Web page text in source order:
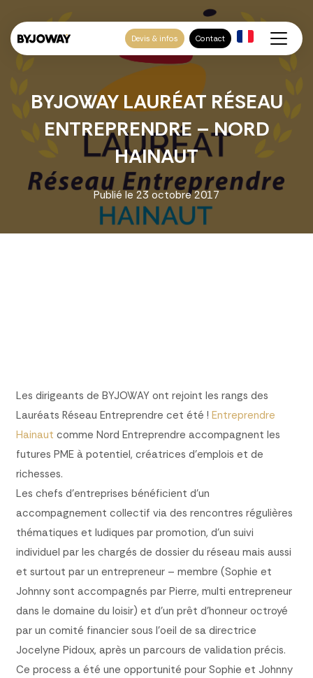
Devis & infos Contact
BYJOWAY LAURÉAT RÉSEAU
ENTREPRENDRE – NORD
HAINAUT
Publié le 23 octobre 2017
Les dirigeants de BYJOWAY ont rejoint les rangs des
Lauréats Réseau Entreprendre cet été ! Entreprendre
Hainaut comme Nord Entreprendre accompagnent les
futures PME à potentiel, créatrices d’emplois et de
richesses.
Les chefs d’entreprises bénéficient d’un
accompagnement collectif via des rencontres régulières
thématiques et ludiques par promotion, d’un suivi
individuel par les chargés de dossier du réseau mais aussi
et surtout par un entrepreneur – membre (Sophie et
Johnny sont accompagnés par Pierre, multi entrepreneur
dans le domaine du loisir) et d’un prêt d’honneur octroyé
par un comité financier sous l’oeil de sa directrice
Jocelyne Pidoux, après un parcours de validation précis.
Ce process a été une opportunité pour Sophie et Johnny